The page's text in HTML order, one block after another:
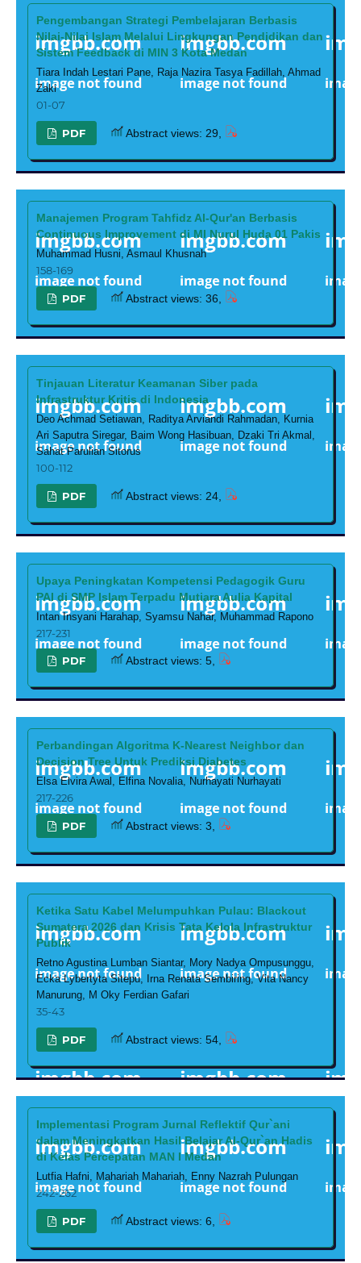
Pengembangan Strategi Pembelajaran Berbasis
Nilai-Nilai Islam Melalui Lingkungan Pendidikan dan
Sistem Feedback di MIN 3 Kota Medan
Tiara Indah Lestari Pane, Raja Nazira Tasya Fadillah, Ahmad
Zaki
01-07
PDF Abstract views: 29,
Manajemen Program Tahfidz Al-Qur'an Berbasis
Continuous Improvement di MI Nurul Huda 01 Pakis
Muhammad Husni, Asmaul Khusnah
158-169
PDF Abstract views: 36,
Tinjauan Literatur Keamanan Siber pada
Infrastruktur Kritis di Indonesia
Deo Achmad Setiawan, Raditya Arviandi Rahmadan, Kurnia
Ari Saputra Siregar, Baim Wong Hasibuan, Dzaki Tri Akmal,
Sahat Parulian Sitorus
100-112
PDF Abstract views: 24,
Upaya Peningkatan Kompetensi Pedagogik Guru
PAI di SMP Islam Terpadu Mutiara Aulia Kapital
Intan Insyani Harahap, Syamsu Nahar, Muhammad Rapono
217-231
PDF Abstract views: 5,
Perbandingan Algoritma K-Nearest Neighbor dan
Decision Tree Untuk Prediksi Diabetes
Elsa Elvira Awal, Elfina Novalia, Nurhayati Nurhayati
217-226
PDF Abstract views: 3,
Ketika Satu Kabel Melumpuhkan Pulau: Blackout
Sumatera 2026 dan Krisis Tata Kelola Infrastruktur
Publik
Retno Agustina Lumban Siantar, Mory Nadya Ompusunggu,
Ecka Lybertyta Sitepu, Irna Renata Sembiring, Vita Nancy
Manurung, M Oky Ferdian Gafari
35-43
PDF Abstract views: 54,
Implementasi Program Jurnal Reflektif Qur`ani
dalam Meningkatkan Hasil Belajar Al-Qur`an Hadis
di Kelas Percepatan MAN I Medan
Lutfia Hafni, Mahariah Mahariah, Enny Nazrah Pulungan
242-262
PDF Abstract views: 6,